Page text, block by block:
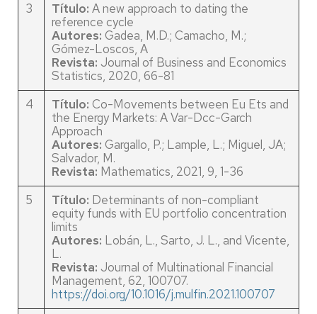
3
Título: A new approach to dating the
reference cycle
Autores: Gadea, M.D.; Camacho, M.;
Gómez-Loscos, A
Revista: Journal of Business and Economics
Statistics, 2020, 66-81
4
Título: Co-Movements between Eu Ets and
the Energy Markets: A Var-Dcc-Garch
Approach
Autores: Gargallo, P.; Lample, L.; Miguel, JA;
Salvador, M.
Revista: Mathematics, 2021, 9, 1-36
5
Título: Determinants of non-compliant
equity funds with EU portfolio concentration
limits
Autores: Lobán, L., Sarto, J. L., and Vicente,
L.
Revista: Journal of Multinational Financial
Management, 62, 100707.
https://doi.org/10.1016/j.mulfin.2021.100707